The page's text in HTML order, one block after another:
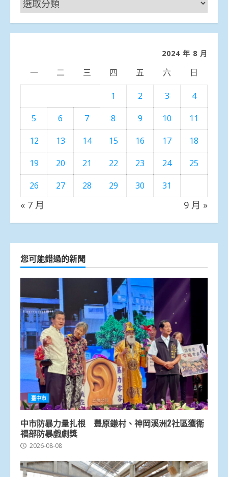
聞
分
2024 年 8 月
一 二 三 四 五 六 日
1 2 3
4
5
6 7 8 9 10
11
12
13 14 15 16 17
18
19
20 21 22 23 24
25
26
27 28 29 30 31
« 7 月 9 月 »
您可能錯過的新聞
臺中市
中市防暴力量扎根 豐原鎌村、神岡溪洲2社區獲衛
福部防暴戲劇獎
2026-08-08